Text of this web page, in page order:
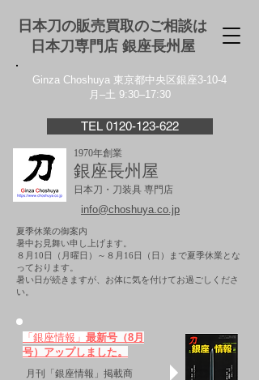
日本刀の販売買取のご相談は
日本刀専門店 銀座⻑州屋
Ginza Choshuya 東京都中央区銀座3-10-4
月–土 9:30–17:30
TEL 0120-123-622
1970年創業
銀座長州屋
日本刀・刀装具 専門店
info@choshuya.co.jp
夏季休業の御案内
暑中お見舞い申し上げます。
８月10日（月曜日）～８月16日（日）まで夏季休業とな
っております。
​暑い日が続きますが、お体に気を付けてお過ごしくださ
い。
「銀座情報」 最新号（8月
号）アップしました。
月刊「銀座情報」掲載商